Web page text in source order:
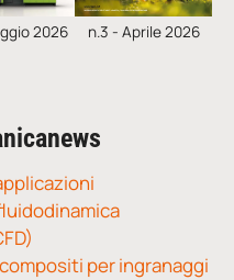
2026 n.3 - Aprile 2026
per ingranaggi